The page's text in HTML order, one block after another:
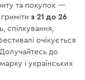
та покупок —
з 21 до 26
спілкування,
очікується
Долучайтесь до
і українських